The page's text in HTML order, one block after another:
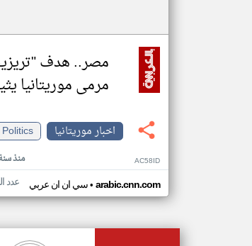
مصر.. هدف
مرمى موريتانيا
اخبار موريتانيا
Politics
منذ AC58ID
سي ان ان عربي• arabic.cnn.com عدد